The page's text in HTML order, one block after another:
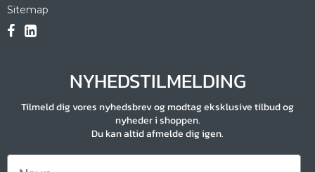
Sitemap
NYHEDSTILMELDING
Tilmeld dig vores nyhedsbrev og modtag eksklusive tilbud og
nyheder i shoppen.
Du kan altid afmelde dig igen.